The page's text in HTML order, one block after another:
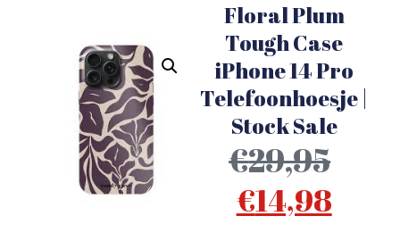
Collecties
Contact
Floral Plum
Tough Case
iPhone 14 Pro
Telefoonhoesje |
Stock Sale
€29,95
€14,98